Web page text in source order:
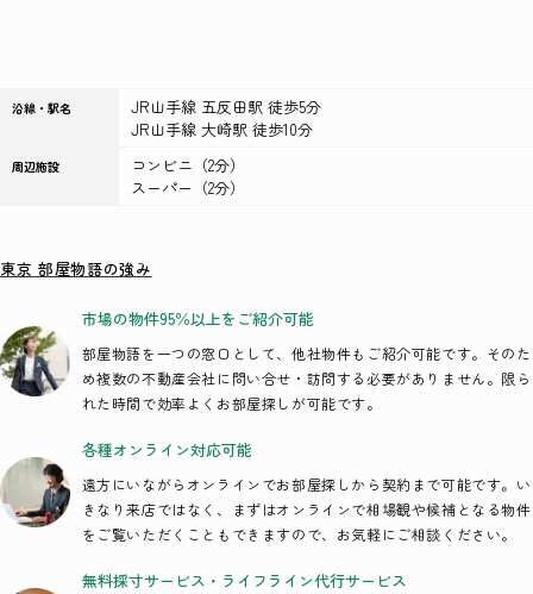
沿線・駅名
JR山手線 五反田駅 徒歩5分
JR山手線 大崎駅 徒歩10分
周辺施設
コンビニ（2分）
スーパー（2分）
東京 部屋物語の強み
市場の物件95％以上を ご紹介可能
部屋物語を一つの窓口として、他社物件もご紹介可能です。そのた
め複数の不動産会社に問い合せ・訪問する必要がありません。限ら
れた時間で効率よくお部屋探しが可能です。
各種オンライン対応可能
遠方にいながらオンラインでお部屋探しから契約まで可能です。い
きなり来店ではなく、まずはオンラインで相場観や候補となる物件
をご覧いただくこともできますので、お気軽にご相談ください。
無料採寸サービス・ ライフライン代行サービス